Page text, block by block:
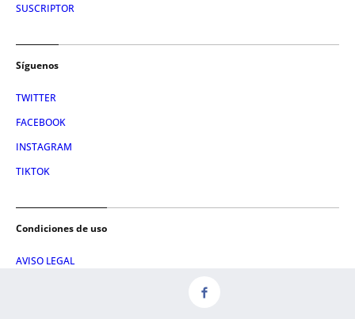
SUSCRIPTOR
Síguenos
TWITTER
FACEBOOK
INSTAGRAM
TIKTOK
Condiciones de uso
AVISO LEGAL